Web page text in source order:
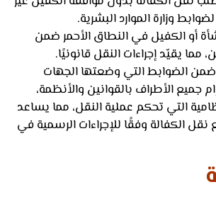
وزارة الموارد البشرية.
أو الكفيل في النطاق الأحمر ضمن
يقيّد إجراءات النقل قانونيًا.
التي وضعتها الجهات
الأطراف بالقوانين والأنظمة،
التي تحكم عملية النقل، مما يساعد
وفقًا للإجراءات الرسمية في